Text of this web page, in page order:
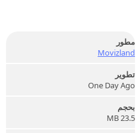
مطور
Movizland
تطوير
One Day Ago
بحجم
23.5 MB